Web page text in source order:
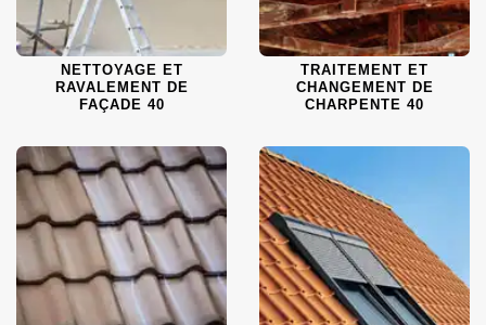
NETTOYAGE ET
RAVALEMENT DE
FAÇADE 40
TRAITEMENT ET
CHANGEMENT DE
CHARPENTE 40